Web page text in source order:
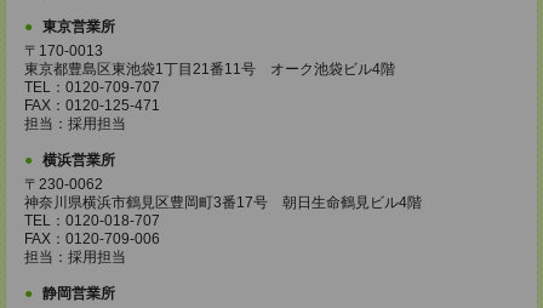
東京営業所
〒170-0013
東京都豊島区東池袋1丁目21番11号 オーク池袋ビル4階
TEL：0120-709-707
FAX：0120-125-471
担当：採用担当
横浜営業所
〒230-0062
神奈川県横浜市鶴見区豊岡町3番17号 朝日生命鶴見ビル4階
TEL：0120-018-707
FAX：0120-709-006
担当：採用担当
静岡営業所